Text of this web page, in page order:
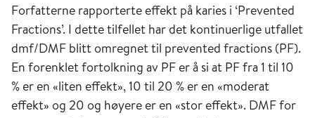
Forfatterne rapporterte effekt på karies i ‘Prevented
Fractions’. I dette tilfellet har det kontinuerlige utfallet
dmf/DMF blitt omregnet til prevented fractions (PF).
En forenklet fortolkning av PF er å si at PF fra 1 til 10
% er en «liten effekt», 10 til 20 % er en «moderat
effekt» og 20 og høyere er en «stor effekt». DMF for